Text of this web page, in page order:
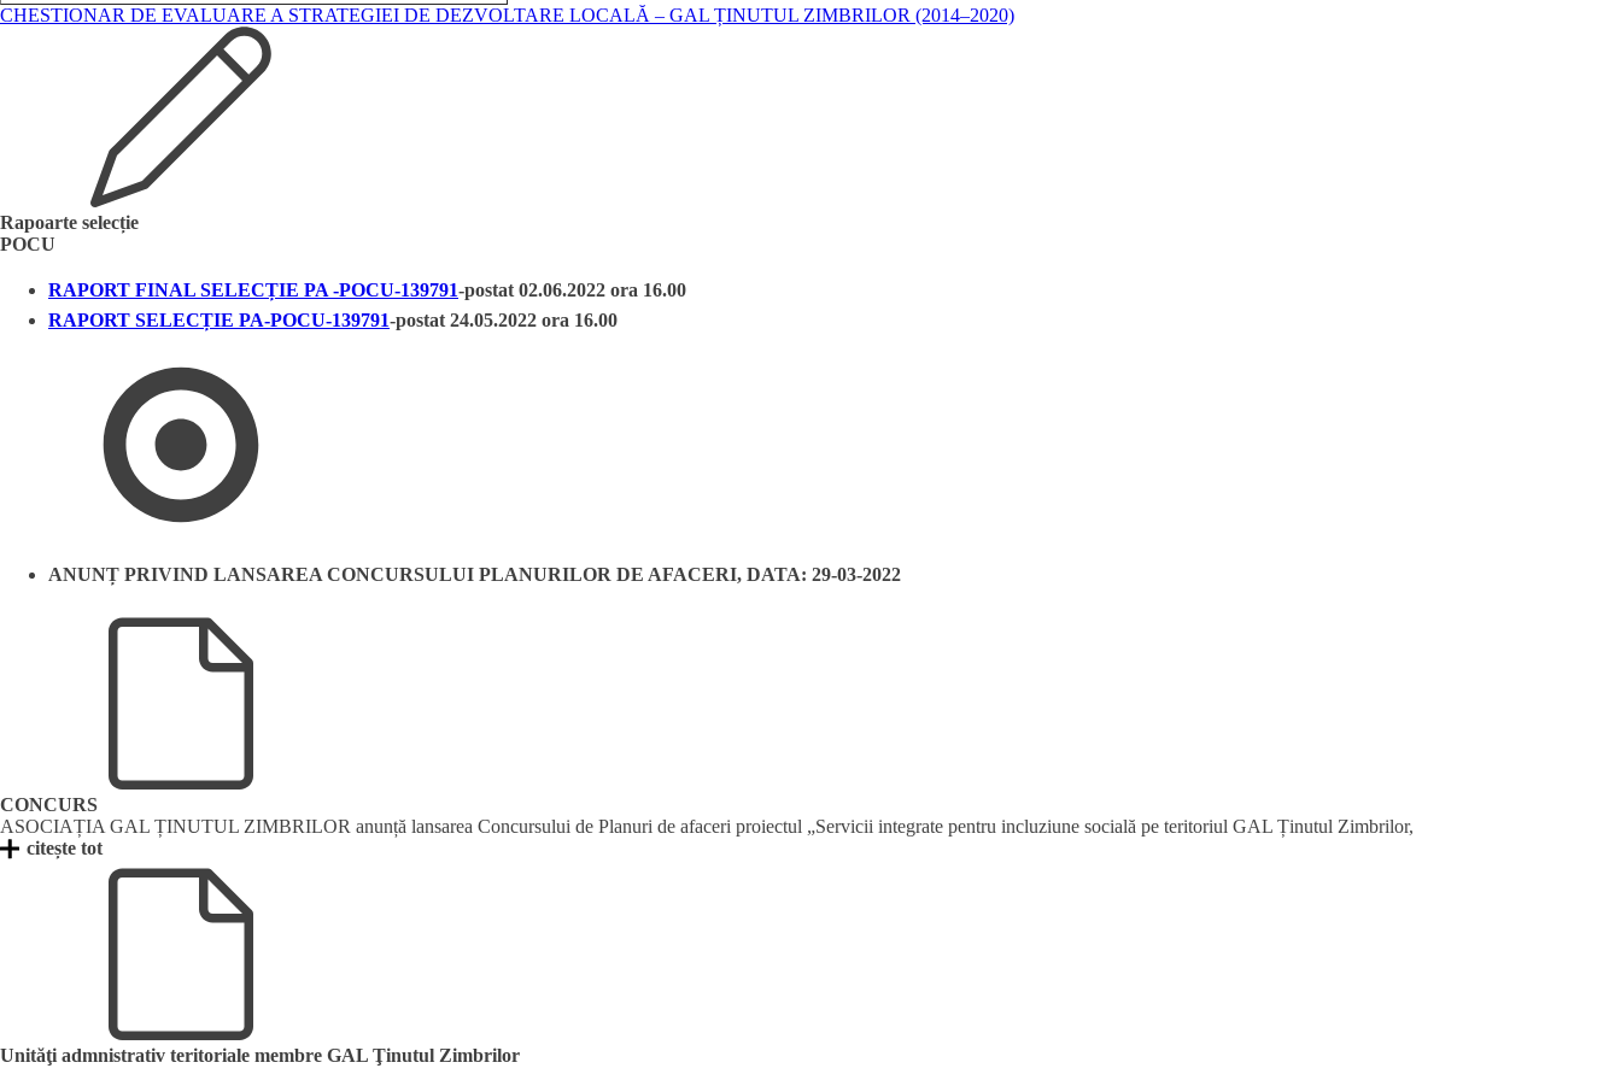
CHESTIONAR DE EVALUARE A STRATEGIEI DE DEZVOLTARE LOCALĂ – GAL ȚINUTUL ZIMBRILOR (2014–2020)
Rapoarte selecție
POCU
RAPORT FINAL SELECȚIE PA -POCU-139791-postat 02.06.2022 ora 16.00
RAPORT SELECȚIE PA-POCU-139791-postat 24.05.2022 ora 16.00
ANUNȚ PRIVIND LANSAREA CONCURSULUI PLANURILOR DE AFACERI, DATA: 29-03-2022
CONCURS
ASOCIAȚIA GAL ȚINUTUL ZIMBRILOR anunță lansarea Concursului de Planuri de afaceri proiectul „Servicii integrate pentru incluziune socială pe teritoriul GAL Ținutul Zimbrilor,
citește tot
Unităţi admnistrativ teritoriale membre GAL Ţinutul Zimbrilor